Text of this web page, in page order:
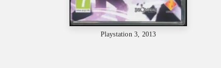
Playstation 3, 2013